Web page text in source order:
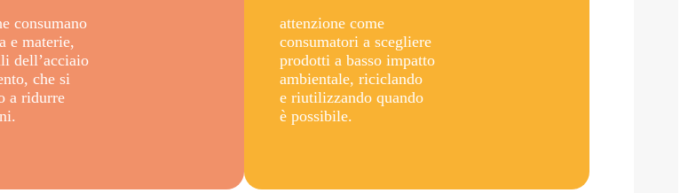
consumano
e materie,
dell’acciaio
che si
a ridurre
attenzione come
consumatori a scegliere
prodotti a basso impatto
ambientale, riciclando
e riutilizzando quando
è possibile.